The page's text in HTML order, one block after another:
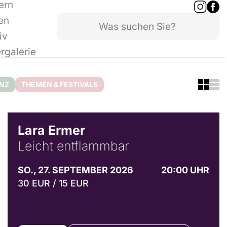
THEMEN & FESTIVALS
Lara Ermer
Leicht entflammbar
SO., 27. SEPTEMBER 2026
20:00 UHR
30 EUR / 15 EUR